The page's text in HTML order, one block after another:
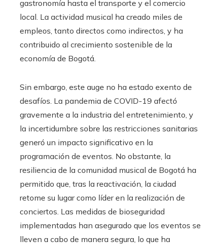
gastronomía hasta el transporte y el comercio
local. La actividad musical ha creado miles de
empleos, tanto directos como indirectos, y ha
contribuido al crecimiento sostenible de la
economía de Bogotá.
Sin embargo, este auge no ha estado exento de
desafíos. La pandemia de COVID-19 afectó
gravemente a la industria del entretenimiento, y
la incertidumbre sobre las restricciones sanitarias
generó un impacto significativo en la
programación de eventos. No obstante, la
resiliencia de la comunidad musical de Bogotá ha
permitido que, tras la reactivación, la ciudad
retome su lugar como líder en la realización de
conciertos. Las medidas de bioseguridad
implementadas han asegurado que los eventos se
lleven a cabo de manera segura, lo que ha